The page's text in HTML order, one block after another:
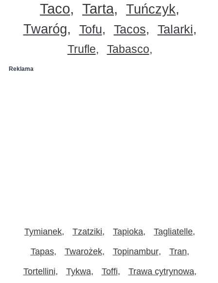
Taco Tarta
Tuńczyk
Twaróg
Tofu Tacos Talarki
Trufle Tabasco
Reklama
Tymianek Tzatziki Tapioka Tagliatelle
Tapas Twarożek Topinambur Tran
Tortellini Tykwa Toffi Trawa cytrynowa